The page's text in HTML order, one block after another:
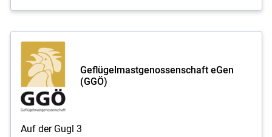
Geflügelmastgenossenschaft eGen
(GGÖ)
Auf der Gugl 3